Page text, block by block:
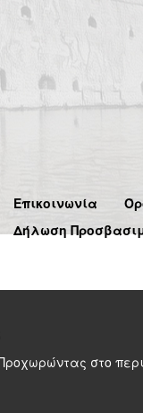
Επικοινωνία
Δήλωση
στο